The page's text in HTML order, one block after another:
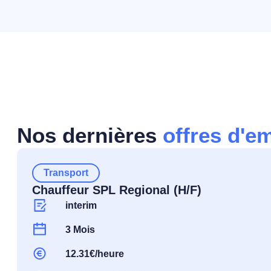
Nos dernières offres
Transport
Chauffeur SPL Regional (H/F)
interim
3 Mois
12.31€/heure